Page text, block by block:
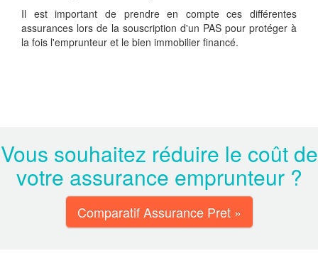
Il est important de prendre en compte ces différentes
assurances lors de la souscription d'un PAS pour protéger à
la fois l'emprunteur et le bien immobilier financé.
Vous souhaitez réduire le coût de
votre assurance emprunteur ?
Comparatif Assurance Pret »